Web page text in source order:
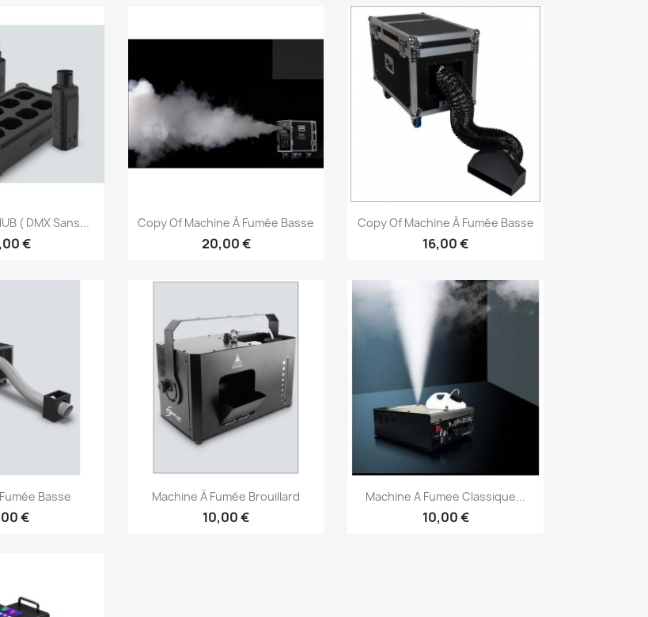
( DMX Sans...
€
Vorschau
Copy Of Machine À Fumée Basse
20,00 €
Vorschau
Copy Of Machine À Fumée Basse
16,00 €
Basse
€
Vorschau
Machine À Fumée Brouillard
10,00 €
Vorschau
Machine A Fumee Classique...
10,00 €